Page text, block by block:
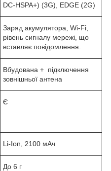
DC-HSPA+) (3G), EDGE (2G)
Заряд акумулятора, Wi-Fi,
рівень сигналу мережі, що
вставляє повідомлення.
Вбудована + підключення
зовнішньої антена
Є
Li-Ion, 2100 мАч
До 6 г